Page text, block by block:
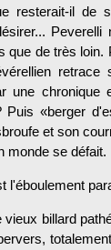
resterait-il de
de très loin.
retrace
une chroni­que
«berger
et son
monde se défait.
l'éboulement
billard